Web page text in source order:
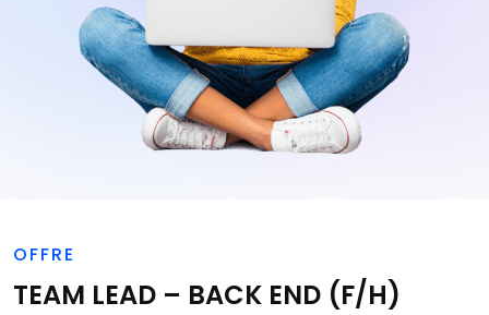
OFFRE
TEAM LEAD – BACK END (F/H)